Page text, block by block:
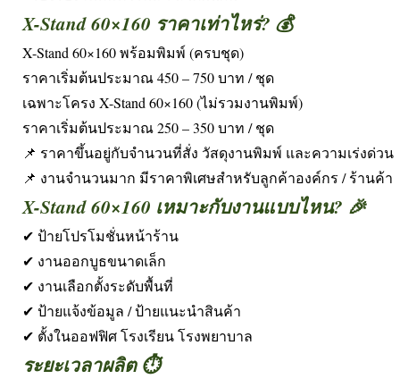
X-Stand 60×160 ราคาเท่าไหร่? 💰
X-Stand 60×160 พร้อมพิมพ์ (ครบชุด)
ราคาเริ่มต้นประมาณ 450 – 750 บาท / ชุด
เฉพาะโครง X-Stand 60×160 (ไม่รวมงานพิมพ์)
ราคาเริ่มต้นประมาณ 250 – 350 บาท / ชุด
📌 ราคาขึ้นอยู่กับจำนวนที่สั่ง วัสดุงานพิมพ์ และความเร่งด่วน
📌 งานจำนวนมาก มีราคาพิเศษสำหรับลูกค้าองค์กร / ร้านค้า
X-Stand 60×160 เหมาะกับงานแบบไหน? 🎉
✔ ป้ายโปรโมชั่นหน้าร้าน
✔ งานออกบูธขนาดเล็ก
✔ งานเลือกตั้งระดับพื้นที่
✔ ป้ายแจ้งข้อมูล / ป้ายแนะนำสินค้า
✔ ตั้งในออฟฟิศ โรงเรียน โรงพยาบาล
ระยะเวลาผลิต ⏱️